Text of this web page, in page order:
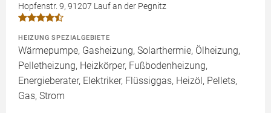
Hopfenstr. 9, 91207 Lauf an der Pegnitz
HEIZUNG SPEZIALGEBIETE
Wärmepumpe, Gasheizung, Solarthermie, Ölheizung,
Pelletheizung, Heizkörper, Fußbodenheizung,
Energieberater, Elektriker, Flüssiggas, Heizöl, Pellets,
Gas, Strom